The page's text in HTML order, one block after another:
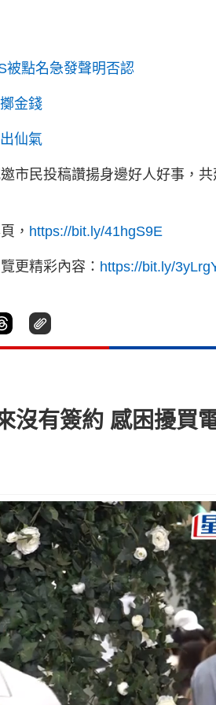
被點名急發聲明否認
金錢
仙氣
市民投稿讚揚身邊好人好事，
， https://bit.ly/41hgS9E
更精彩內容： https://bit.ly/
有簽約 感困擾買